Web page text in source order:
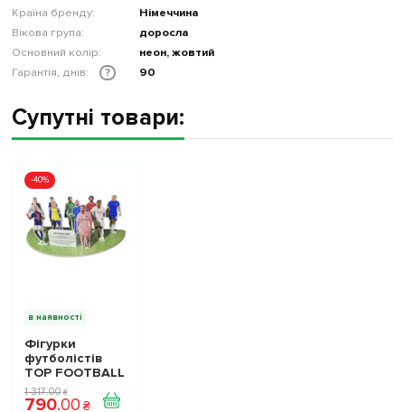
Країна бренду:
Німеччина
Вікова група:
доросла
Основний колір:
неон, жовтий
Гарантія, днів:
? 90
Супутні товари:
-40%
в наявності
Фігурки
футболістів
TOP FOOTBALL
STARS - Набір
The Football
1 317.00 ₴
790.00 ₴